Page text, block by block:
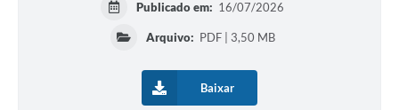
Publicado em: 16/07/2026
Arquivo: PDF | 3,50 MB
Baixar